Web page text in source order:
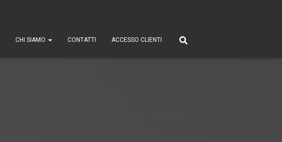
CHI SIAMO CONTATTI ACCESSO CLIENTI